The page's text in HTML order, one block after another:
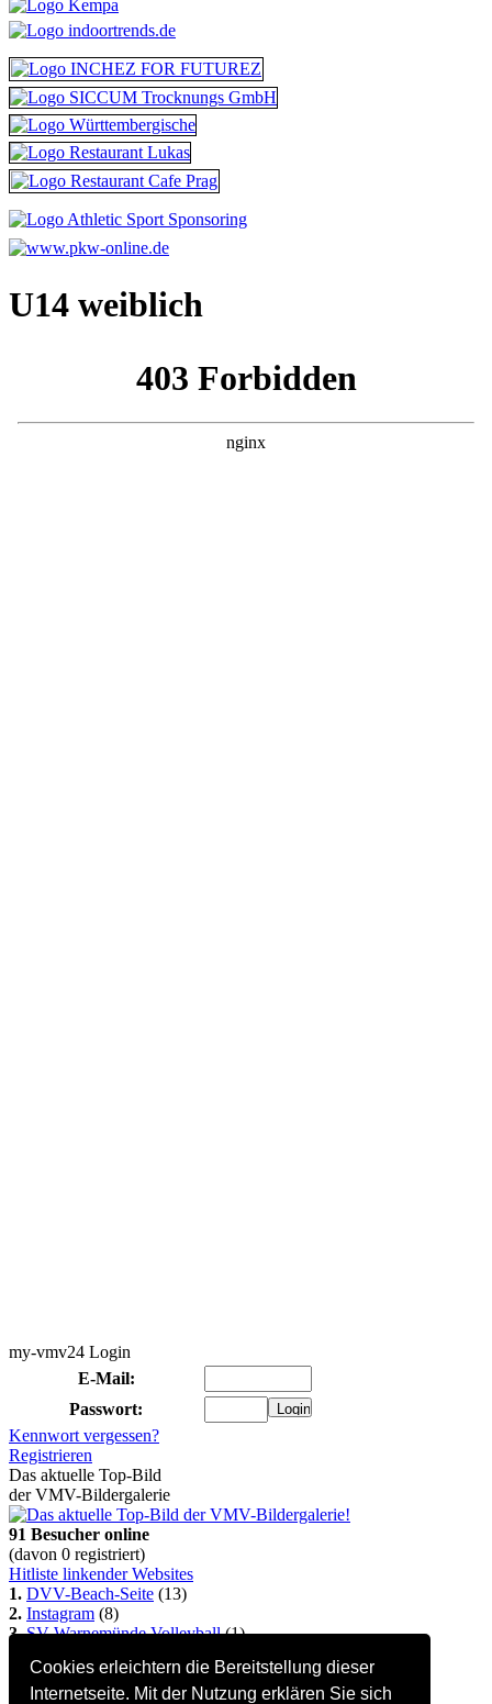
Cookies erleichtern die Bereitstellung dieser
Internetseite. Mit der Nutzung erklären Sie sich
U14 weiblich
my-vmv24 Login
E-Mail:
Passwort:
Kennwort vergessen?
Registrieren
Das aktuelle Top-Bild
der VMV-Bildergalerie
91 Besucher online
(davon 0 registriert)
Hitliste linkender Websites
1. DVV-Beach-Seite (13)
2. Instagram (8)
3. SV Warnemünde Volleyball(1)
Homepage hierher:Info...
Alle Seiten Copyright © 2002-2022 Steffen Bock